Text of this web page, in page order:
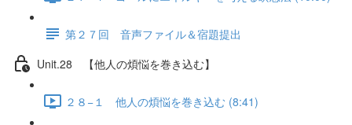
第２７回 音声ファイル＆宿題提出
Unit.28 【他人の煩悩を巻き込む】
２８−１ 他人の煩悩を巻き込む (8:41)